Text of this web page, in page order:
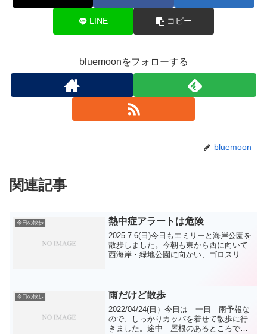
LINE コピー
bluemoonをフォローする
bluemoon
関連記事
今日の散歩 熱中症アラートは危険
2025.7.6(日)今日もエミリーと海岸公園を
散歩しました。今朝も東から西に向いて
西海岸・緑地公園に向かい、ゴロスリを
をかくより、...
今日の散歩 雨だけど散歩
2022/04/24(日）今日は 一日 雨予報な
ので、しっかりカッパを着せて散歩に行
きました。途中 屋根のあるところで